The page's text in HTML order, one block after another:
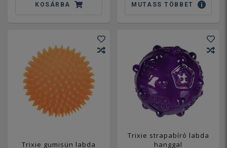
KOSÁRBA MUTASS TÖBBET
Trixie gumisün labda
Trixie strapabíró labda
hanggal